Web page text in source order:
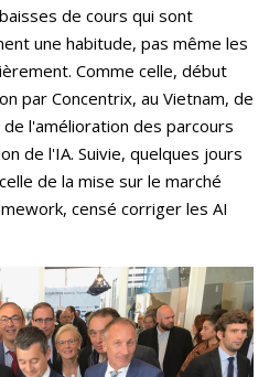
de cours qui sont
une habitude, pas même les
Comme celle, début
par Concentrix, au Vietnam, de
l'amélioration des parcours
de l'IA. Suivie, quelques jours
de la mise sur le marché
censé corriger les AI